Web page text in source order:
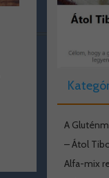
A
– Átol
Alfa-mix